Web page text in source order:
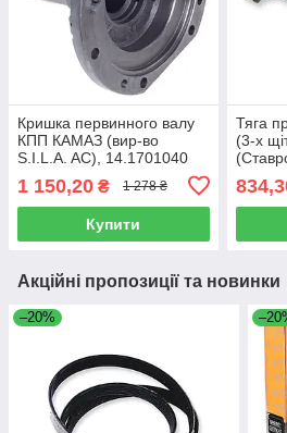
Кришка первинного валу
КПП КАМАЗ (вир-во
S.I.L.A. AC), 14.1701040
1 150,20 ₴ 1 278 ₴
Купити
Тяга
(3-х
Акційні пропозиції та новинки
–20%